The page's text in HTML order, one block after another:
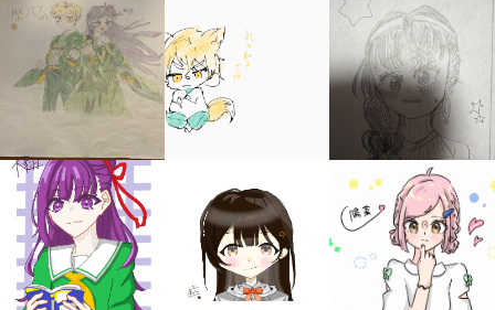
キミノラジオ配信中！
いろんな動画が